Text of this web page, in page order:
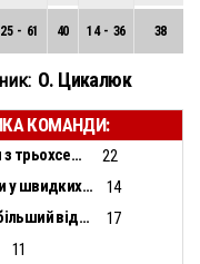
25 - 61 40 14 - 36 38
О. Цикалюк
КОМАНДИ:
Очки з трьохсекундної зони:
22
Очки у швидких відривах:
14
Найбільший відрив:
17
11